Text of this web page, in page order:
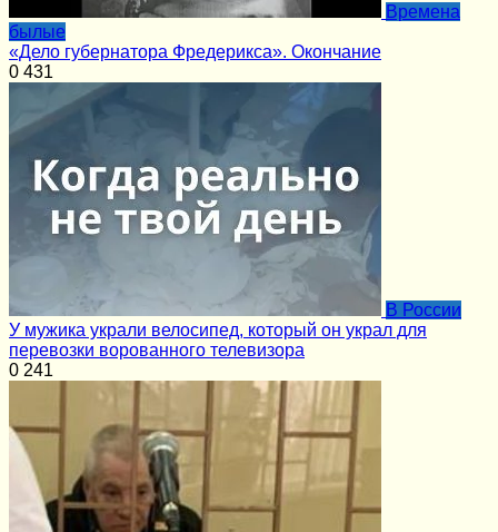
Времена
былые
«Дело губернатора Фредерикса». Окончание
0 431
В России
У мужика украли велосипед, который он украл для
перевозки ворованного телевизора
0 241